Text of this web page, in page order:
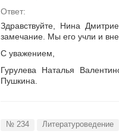
Ответ:
Здравствуйте, Нина
замечание. Мы его учли и
С уважением,
Гурулева Наталья
Пушкина.
№ 234 Литературоведение